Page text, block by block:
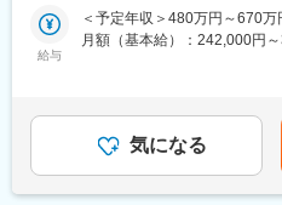
※金属検出機：食品や工業製
※ピンホール検査機：密閉さ
ニッカ電測は生活の安全性を
す。同社は1955年に電測工業
間にわたり検査機器の製造販
上入っているか」など、「分
す。一般的に各種検査や品質
は既にこの10年間で約2.5倍
ジア、中南米などで製薬メー
給与
＜予定年収＞480万円～670
月額（基本給）：242,000円
社の社員の給与例】【給与例
800万円※新卒入社の社員の給
でも目安の金額であり、選考
す。月給(月額)は固定手当を
気になる